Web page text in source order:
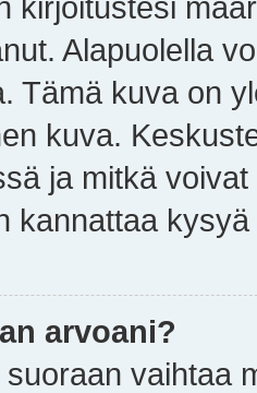
Alapuolella
Tämä kuva on
kuva.
ja mitkä
kannattaa
arvoani?
vaihtaa